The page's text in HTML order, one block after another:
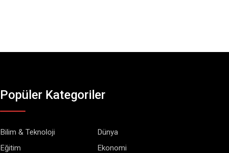
Popüler Kategoriler
Bilim & Teknoloji
Dünya
Eğitim
Ekonomi